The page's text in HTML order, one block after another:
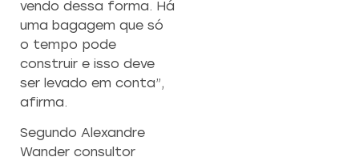
vendo dessa forma. Há
uma bagagem que só
o tempo pode
construir e isso deve
ser levado em conta”,
afirma.
Segundo Alexandre
Wander consultor